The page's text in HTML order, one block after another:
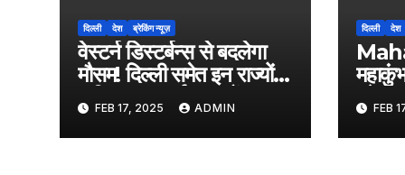
दिल्ली देश ब्रेकिंग न्यूज़
वेस्टर्न डिस्टर्बन्स से बदलेगा
मौसम! दिल्ली समेत इन राज्यों में
बारिश का अलर्ट, पहाड़ों पर क्या
है हाल?
FEB 17, 2025 ADMIN
दिल्ली देश
स्टेशन
पर
FEB